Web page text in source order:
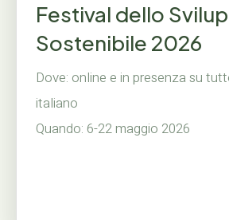
Festival dello
Sostenibile 2026
Dove: online e in presenza su
italiano
Quando: 6-22 maggio 2026